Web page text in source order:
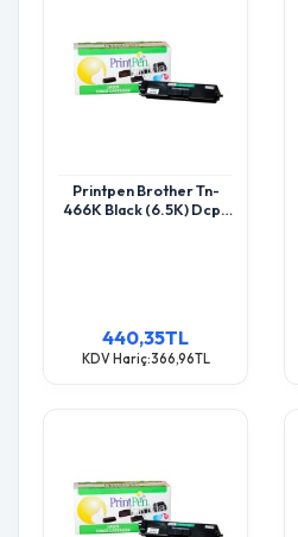
Printpen Brother Tn-
466K Black (6.5K) Dcp-
440,35TL
KDV Hariç:366,96TL